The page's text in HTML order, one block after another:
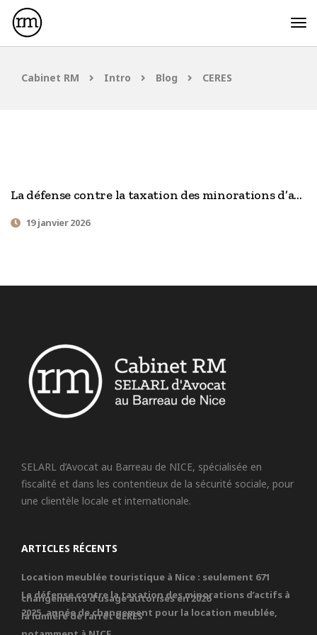
Cabinet RM Intro Blog CERES
La défense contre la taxation des minorations d’actifs à la lumière de l’arrêt CERES
19 janvier 2026
SELARL d’Avocat au Barreau de NICE, spécialisée en
fiscalité et dans les contentieux de la sécurité sociale, pour
une clientèle locale et internationale.
ARTICLES RÉCENTS
Location meublée touristique à Nice : seulement 671
changements d’usage autorisés en 2026
La défense contre la taxation des minorations d’actifs à
la lumière de l’arrêt CERES
2025, année de changement pour la location meublée,